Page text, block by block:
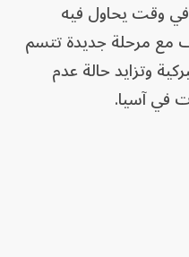
وقت يحاول فيه
مع مرحلة جديدة تتسم
وتزايد حالة عدم
في آسيا.